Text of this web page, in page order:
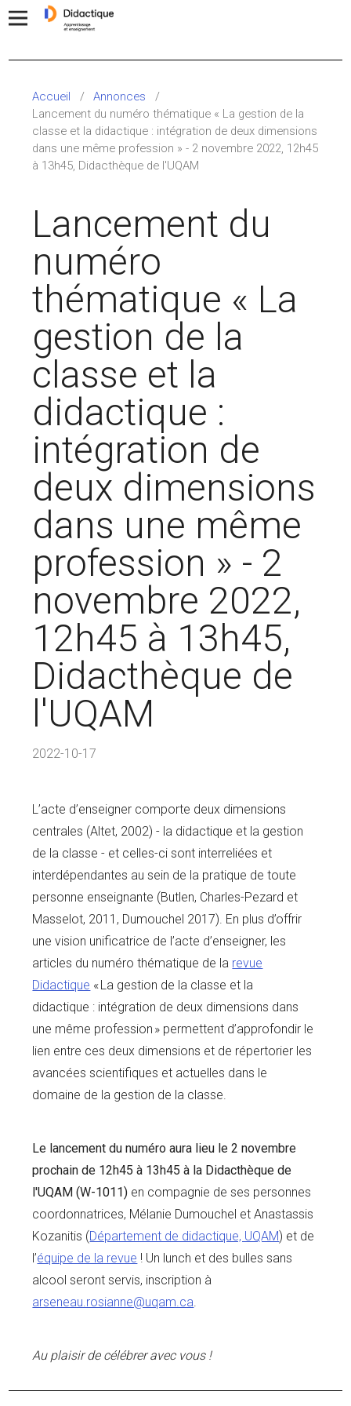
Accueil / Annonces
/
Lancement du numéro thématique « La gestion de la
classe et la didactique : intégration de deux dimensions
dans une même profession » - 2 novembre 2022, 12h45
à 13h45, Didacthèque de l'UQAM
Lancement du
numéro
thématique « La
gestion de la
classe et la
didactique :
intégration de
deux dimensions
dans une même
profession » - 2
novembre 2022,
12h45 à 13h45,
Didacthèque de
l'UQAM
2022-10-17
L’acte d’enseigner comporte deux dimensions
centrales (Altet, 2002) - la didactique et la gestion
de la classe - et celles-ci sont interreliées et
interdépendantes au sein de la pratique de toute
personne enseignante (Butlen, Charles-Pezard et
Masselot, 2011, Dumouchel 2017). En plus d’offrir
une vision unificatrice de l’acte d’enseigner, les
articles du numéro thématique de la revue
Didactique « La gestion de la classe et la
didactique : intégration de deux dimensions dans
une même profession » permettent d’approfondir le
lien entre ces deux dimensions et de répertorier les
avancées scientifiques et actuelles dans le
domaine de la gestion de la classe.
Le lancement du numéro aura lieu le 2 novembre
prochain de 12h45 à 13h45 à la Didacthèque de
l'UQAM (W-1011) en compagnie de ses personnes
coordonnatrices, Mélanie Dumouchel et Anastassis
Kozanitis (Département de didactique, UQAM) et de
l’équipe de la revue ! Un lunch et des bulles sans
alcool seront servis, inscription à
arseneau.rosianne@uqam.ca.
Au plaisir de célébrer avec vous !